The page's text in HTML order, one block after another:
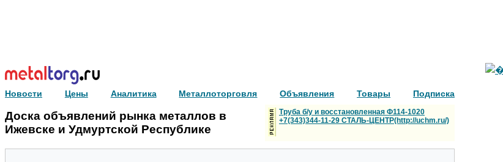
Новости Цены Аналитика Металлоторговля Объявления Товары Подписка
Доска объявлений рынка металлов в
Ижевске и Удмуртской Республике
Труба б/у и восстановленная Ф114-1020
+7(343)344-11-29 СТАЛЬ-ЦЕНТР(http://uchm.ru/)